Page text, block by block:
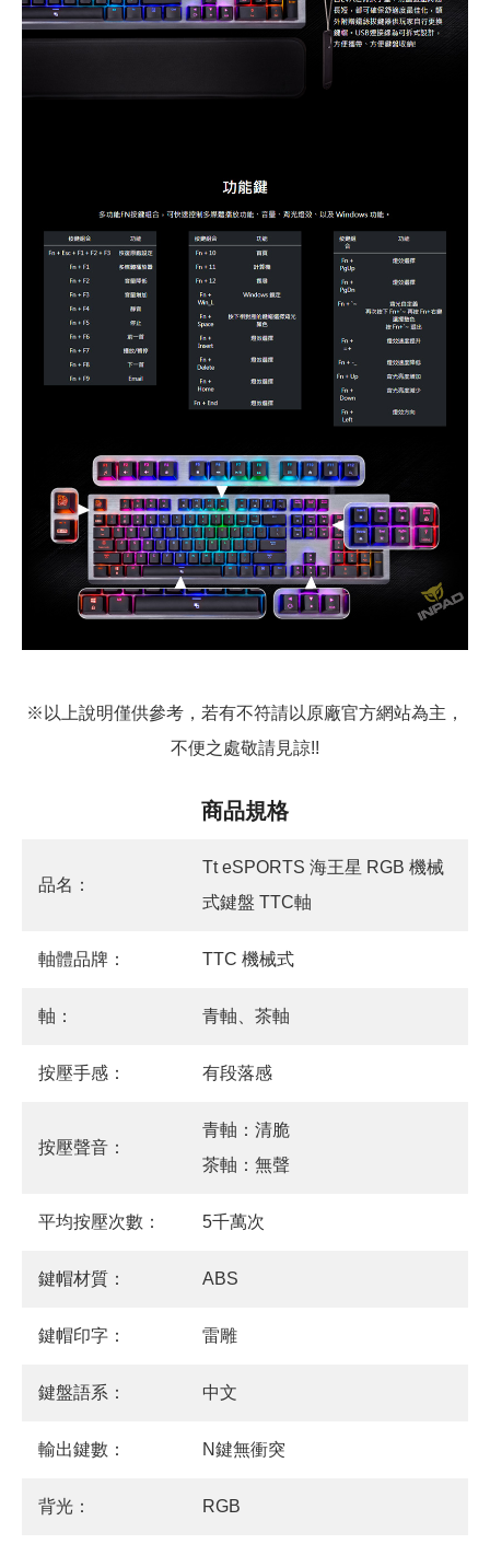
※以上說明僅供參考，若有不符請以原廠官方網站為主，
不便之處敬請見諒!!
商品規格
品名：
Tt eSPORTS 海王星 RGB 機械
式鍵盤 TTC軸
軸體品牌： TTC 機械式
軸： 青軸、茶軸
按壓手感： 有段落感
按壓聲音：
青軸：清脆
茶軸：無聲
平均按壓次數： 5千萬次
鍵帽材質： ABS
鍵帽印字： 雷雕
鍵盤語系： 中文
輸出鍵數： N鍵無衝突
背光： RGB